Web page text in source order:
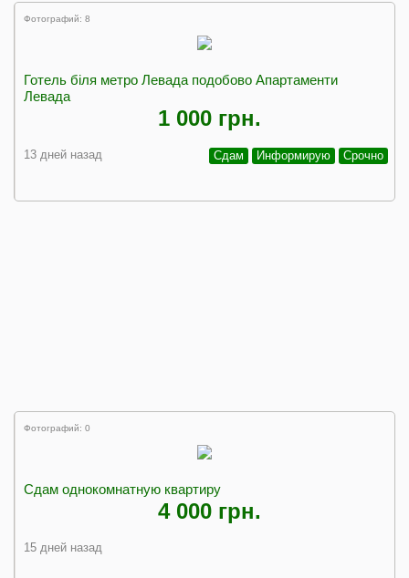
Фотографий: 8
Готель біля метро Левада подобово Апартаменти
Левада
1 000 грн.
13 дней назад Сдам Информирую Срочно
Фотографий: 0
Сдам однокомнатную квартиру
4 000 грн.
15 дней назад